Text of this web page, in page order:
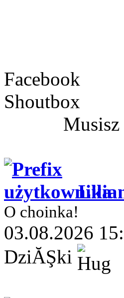
Facebook
Shoutbox
Musisz
O choinka!
03.08.2026
DziĂŞki